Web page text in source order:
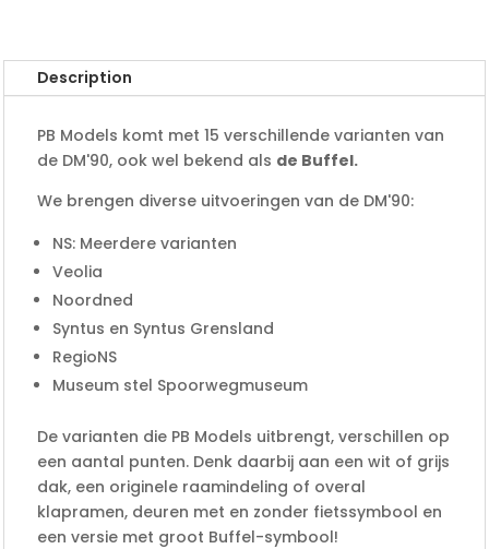
Description
PB Models komt met 15 verschillende varianten van
de DM'90, ook wel bekend als de Buffel.
We brengen diverse uitvoeringen van de DM'90:
NS: Meerdere varianten
Veolia
Noordned
Syntus en Syntus Grensland
RegioNS
Museum stel Spoorwegmuseum
De varianten die PB Models uitbrengt, verschillen op
een aantal punten. Denk daarbij aan een wit of grijs
dak, een originele raamindeling of overal
klapramen, deuren met en zonder fietssymbool en
een versie met groot Buffel-symbool!